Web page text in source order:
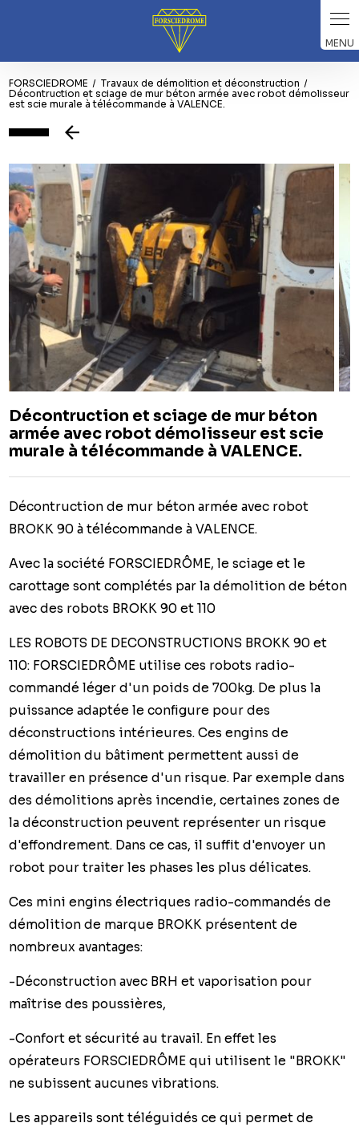
FORSCIEDROME
Travaux de démolition et déconstruction
Décontruction et sciage de mur béton armée avec robot démolisseur
est scie murale à télécommande à VALENCE.
Décontruction et sciage de mur béton
armée avec robot démolisseur est scie
murale à télécommande à VALENCE.
Décontruction de mur béton armée avec robot
BROKK 90 à télécommande à VALENCE.
Avec la société FORSCIEDRÔME, le sciage et le
carottage sont complétés par la démolition de béton
avec des robots BROKK 90 et 110
LES ROBOTS DE DECONSTRUCTIONS BROKK 90 et
110: FORSCIEDRÔME utilise ces robots radio-
commandé léger d'un poids de 700kg. De plus la
puissance adaptée le configure pour des
déconstructions intérieures. Ces engins de
démolition du bâtiment permettent aussi de
travailler en présence d'un risque. Par exemple dans
des démolitions après incendie, certaines zones de
la déconstruction peuvent représenter un risque
d'effondrement. Dans ce cas, il suffit d'envoyer un
robot pour traiter les phases les plus délicates.
Ces mini engins électriques radio-commandés de
démolition de marque BROKK présentent de
nombreux avantages:
-Déconstruction avec BRH et vaporisation pour
maîtrise des poussières,
-Confort et sécurité au travail. En effet les
opérateurs FORSCIEDRÔME qui utilisent le "BROKK"
ne subissent aucunes vibrations.
Les appareils sont téléguidés ce qui permet de
Panneau de gestion des cookies